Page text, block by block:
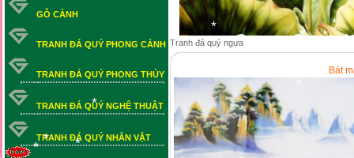
GỖ CẢNH
TRANH ĐÁ QUÝ PHONG CẢNH
TRANH ĐÁ QUÝ PHONG THỦY
TRANH ĐÁ QUÝ NGHỆ THUẬT
TRANH ĐÁ QUÝ NHÂN VẬT
Tranh đá quý ngựa
Bát
*
*
*
*
*